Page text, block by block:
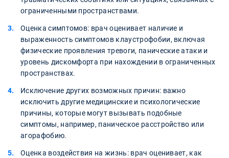
ограниченными пространствами.
Оценка симптомов: врач оценивает наличие и
выраженность симптомов клаустрофобии, включая
физические проявления тревоги, панические атаки и
уровень дискомфорта при нахождении в ограниченных
пространствах.
Исключение других возможных причин: важно
исключить другие медицинские и психологические
причины, которые могут вызывать подобные
симптомы, например, паническое расстройство или
агорафобию.
Оценка воздействия на жизнь: врач оценивает, как